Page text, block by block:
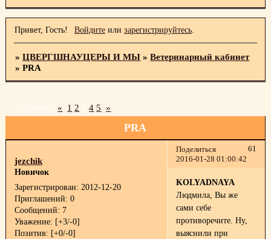
Привет, Гость! Войдитеили зарегистрируйтесь.
»ЦВЕРГШНАУЦЕРЫ И МЫ »Ветеринарный кабинет
»PRA
PRA
Страница: « 1 2 3 4 5 »
Поделиться
61
2016-01-28 01:00:42
jezchik
Новичок
Зарегистрирован: 2012-12-20
Приглашений: 0
Сообщений: 7
Уважение: [+3/-0]
Позитив: [+0/-0]
KOLYADNAYA
Людмила, Вы же
сами себе
противоречите. Ну,
выяснили при